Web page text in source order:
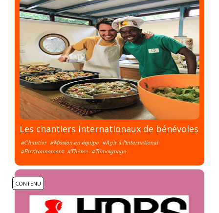
Les chantiers internationaux de bénévoles
#Chantier #Mission en équipe #Agir à l'international
#Environnement #Thème #Témoignage
CONTENU